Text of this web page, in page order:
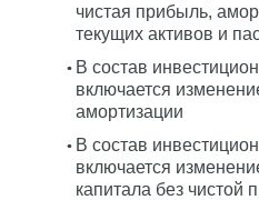
чистая прибыль,
текущих активов и
В состав
включается
амортизации
В состав
включается
капитала без чистой